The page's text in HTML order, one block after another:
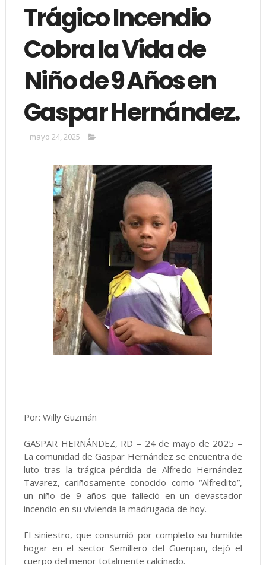
Trágico Incendio
Cobra la Vida de
Niño de 9 Años en
Gaspar Hernández.
mayo 24, 2025
Por: Willy Guzmán
GASPAR HERNÁNDEZ, RD – 24 de mayo de 2025 –
La comunidad de Gaspar Hernández se encuentra de
luto tras la trágica pérdida de Alfredo Hernández
Tavarez, cariñosamente conocido como “Alfredito”,
un niño de 9 años que falleció en un devastador
incendio en su vivienda la madrugada de hoy.
El siniestro, que consumió por completo su humilde
hogar en el sector Semillero del Guenpan, dejó el
cuerpo del menor totalmente calcinado.